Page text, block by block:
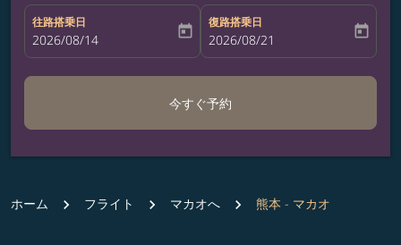
往路搭乗日
fc-booking-departure-date-aria-label
2026/08/14 today
復路搭乗日
fc-booking-return-date-aria-label
2026/08/21 today
今すぐ予約
ホーム フライト マカオへ 熊本 - マカオ